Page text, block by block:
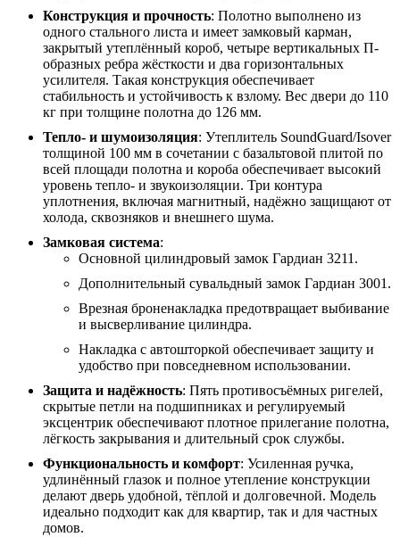
Конструкция и прочность: Полотно выполнено из
одного стального листа и имеет замковый карман,
закрытый утеплённый короб, четыре вертикальных П-
образных ребра жёсткости и два горизонтальных
усилителя. Такая конструкция обеспечивает
стабильность и устойчивость к взлому. Вес двери до 110
кг при толщине полотна до 126 мм.
Тепло- и шумоизоляция: Утеплитель SoundGuard/Isover
толщиной 100 мм в сочетании с базальтовой плитой по
всей площади полотна и короба обеспечивает высокий
уровень тепло- и звукоизоляции. Три контура
уплотнения, включая магнитный, надёжно защищают от
холода, сквозняков и внешнего шума.
Замковая система:
Основной цилиндровый замок Гардиан 3211.
Дополнительный сувальдный замок Гардиан 3001.
Врезная броненакладка предотвращает выбивание
и высверливание цилиндра.
Накладка с автошторкой обеспечивает защиту и
удобство при повседневном использовании.
Защита и надёжность: Пять противосъёмных ригелей,
скрытые петли на подшипниках и регулируемый
эксцентрик обеспечивают плотное прилегание полотна,
лёгкость закрывания и длительный срок службы.
Функциональность и комфорт: Усиленная ручка,
удлинённый глазок и полное утепление конструкции
делают дверь удобной, тёплой и долговечной. Модель
идеально подходит как для квартир, так и для частных
домов.